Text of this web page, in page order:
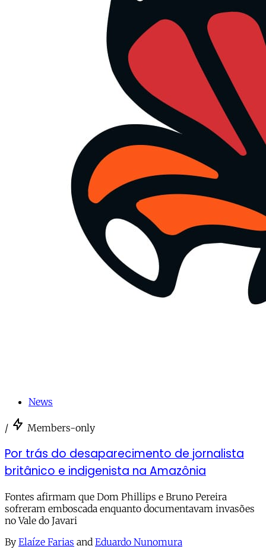
News
/ Members-only
Por trás do desaparecimento de jornalista
britânico e indigenista na Amazônia
Fontes afirmam que Dom Phillips e Bruno Pereira
sofreram emboscada enquanto documentavam invasões
no Vale do Javari
By Elaíze Farias and Eduardo Nunomura